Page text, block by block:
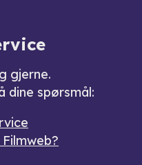
gjerne.
dine spørsmål: